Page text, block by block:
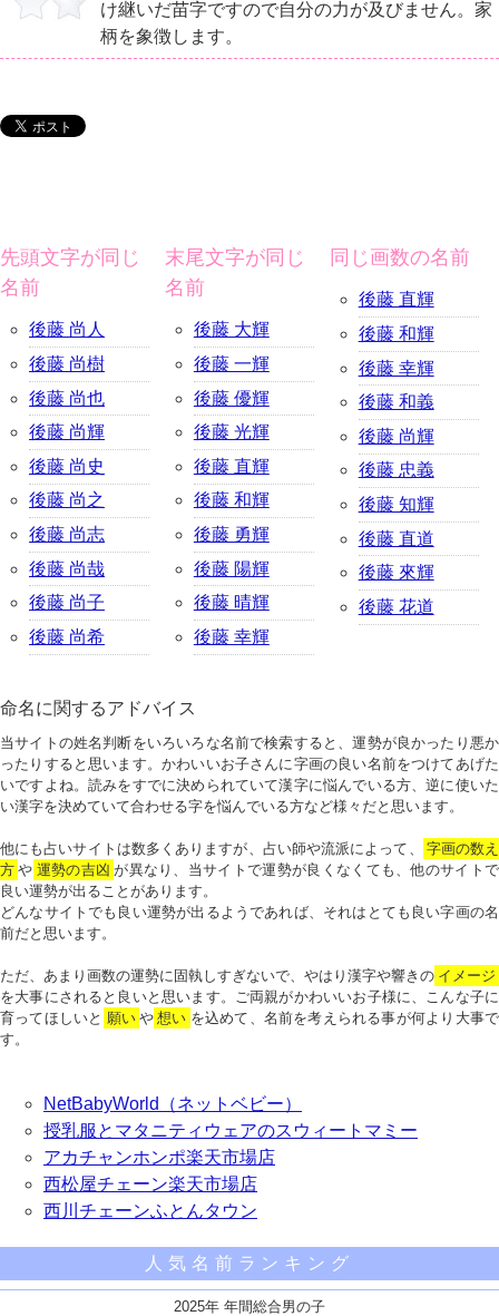
け継いだ苗字ですので自分の力が及びません。家
柄を象徴します。
先頭文字が同じ
名前
後藤 尚人
後藤 尚樹
後藤 尚也
後藤 尚輝
後藤 尚史
後藤 尚之
後藤 尚志
後藤 尚哉
後藤 尚子
後藤 尚希
末尾文字が同じ
名前
後藤 大輝
後藤 一輝
後藤 優輝
後藤 光輝
後藤 直輝
後藤 和輝
後藤 勇輝
後藤 陽輝
後藤 晴輝
後藤 幸輝
同じ画数の名前
後藤 直輝
後藤 和輝
後藤 幸輝
後藤 和義
後藤 尚輝
後藤 忠義
後藤 知輝
後藤 直道
後藤 來輝
後藤 花道
命名に関するアドバイス
当サイトの姓名判断をいろいろな名前で検索すると、運勢が良かったり悪か
ったりすると思います。かわいいお子さんに字画の良い名前をつけてあげた
いですよね。読みをすでに決められていて漢字に悩んでいる方、逆に使いた
い漢字を決めていて合わせる字を悩んでいる方など様々だと思います。
他にも占いサイトは数多くありますが、占い師や流派によって、
字画の数え
方 や 運勢の吉凶 が異なり、当サイトで運勢が良くなくても、他のサイトで
良い運勢が出ることがあります。
どんなサイトでも良い運勢が出るようであれば、それはとても良い字画の名
前だと思います。
ただ、あまり画数の運勢に固執しすぎないで、やはり漢字や響きの イメージ
を大事にされると良いと思います。ご両親がかわいいお子様に、こんな子に
育ってほしいと 願い や 想い を込めて、名前を考えられる事が何より大事で
す。
NetBabyWorld（ネットベビー）
授乳服とマタニティウェアのスウィートマミー
アカチャンホンポ楽天市場店
西松屋チェーン楽天市場店
西川チェーンふとんタウン
人気名前ランキング
2025年 年間総合男の子